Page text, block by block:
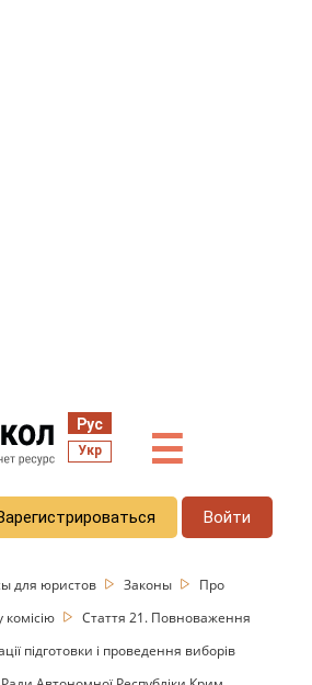
Рус
Укр ☰
Войти
для юристов Законы
Про
Стаття 21. Повноваження
підготовки і проведення виборів